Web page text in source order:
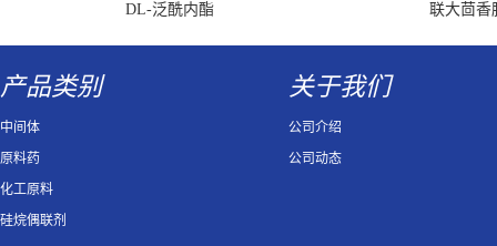
DL-泛酰内酯 联大茴香
产品类别
中间体
原料药
化工原料
硅烷偶联剂
关于我们
公司介绍
公司动态